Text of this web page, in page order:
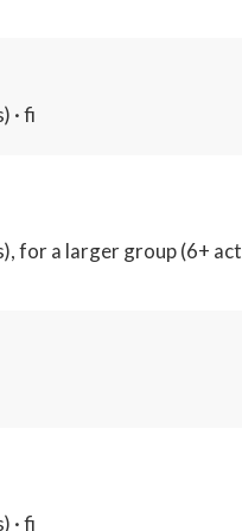
· fi
for a larger group (6+
· fi